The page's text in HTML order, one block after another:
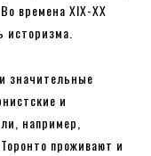
времена XIX-XX
историзма.
значительные
и
например,
проживают и